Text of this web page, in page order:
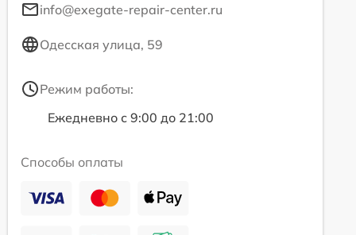
info@exegate-repair-center.ru
Одесская улица, 59
Режим работы:
Ежедневно с 9:00 до 21:00
Способы оплаты